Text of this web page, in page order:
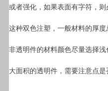
或者强化，如果表面有字符，则
这种双色注塑，一般材料的厚
非透明件的材料颜色尽量选择
大面积的透明件，需要注意点